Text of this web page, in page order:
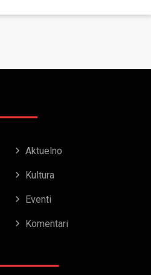
Aktuelno
Kultura
Eventi
Komentari